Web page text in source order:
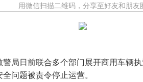
用微信扫描二维码，分享至好友和朋友
警局日前联合多个部门展开商用车辆
问题被责令停止运营。